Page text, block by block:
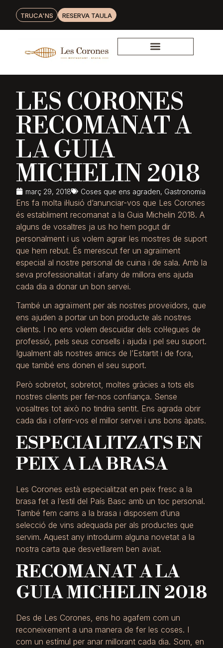
TRUCA'NS RESERVA TAULA
LES CORONES
RECOMANAT A
LA GUIA
MICHELIN 2018
març 29, 2018 Coses que ens agraden, Gastronomia
Ens fa molta il·lusió d’anunciar-vos que Les Corones
és establiment recomanat a la Guia Michelin 2018. A
alguns de vosaltres ja us ho hem pogut dir
personalment i us volem agrair les mostres de suport
que hem rebut. És merescut fer un agraïment
especial al nostre personal de cuina i de sala. Amb la
seva professionalitat i afany de millora ens ajuda
cada dia a donar un bon servei.
També un agraïment per als nostres proveïdors, que
ens ajuden a portar un bon producte als nostres
clients. I no ens volem descuidar dels col·legues de
professió, pels seus consells i ajuda i pel seu suport.
Igualment als nostres amics de l’Estartit i de fora,
que també ens donen el seu suport.
Però sobretot, sobretot, moltes gràcies a tots els
nostres clients per fer-nos confiança. Sense
vosaltres tot això no tindria sentit. Ens agrada obrir
cada dia i oferir-vos el millor servei i uns bons àpats.
ESPECIALITZATS EN
PEIX A LA BRASA
Les Corones està especialitzat en peix fresc a la
brasa fet a l’estil del País Basc amb un toc personal.
També fem carns a la brasa i disposem d’una
selecció de vins adequada per als productes que
servim. Aquest any introduirm alguna novetat a la
nostra carta que desvetllarem ben aviat.
RECOMANAT A LA
GUIA MICHELIN 2018
Des de Les Corones, ens ho agafem com un
reconeixement a una manera de fer les coses. I
com un estímul per anar millorant cada dia. Som, en